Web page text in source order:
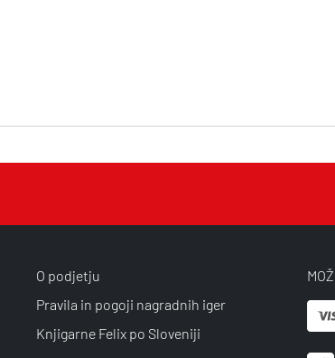
O podjetju
Pravila in pogoji nagradnih iger
Knjigarne Felix po Sloveniji